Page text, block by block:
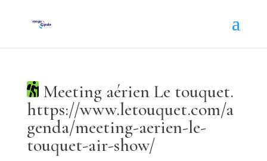
Meeting aérien Le touquet.
https://www.letouquet.com/a
genda/meeting-aerien-le-
touquet-air-show/